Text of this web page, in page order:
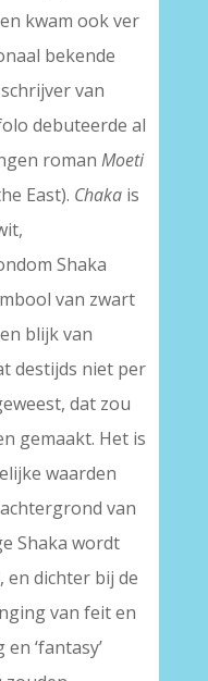
kwam ook ver
bekende
van
debuteerde al
roman Moeti
East). Chakais
Shaka
van zwart
blijk van
destijds niet per
dat zou
gemaakt. Het is
waarden
van
Shaka wordt
dichter bij de
van feit en
‘fantasy’